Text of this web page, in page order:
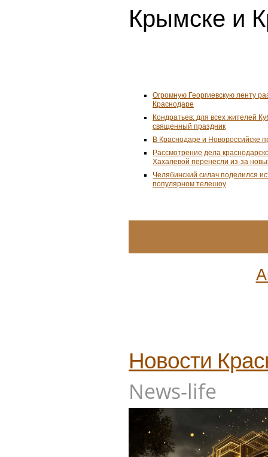
Крымске и
Огромную Георгиевскую ленту
Краснодаре
Кондратьев: для всех жителей
священный праздник
В Краснодаре и Новороссийске
Рассмотрение дела
Хахалевой перенесли из-за
Челябинский силач поделился
популярном телешоу
Новости
News-life